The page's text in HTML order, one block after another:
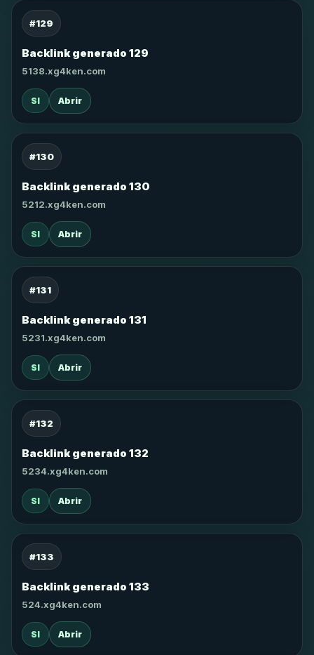
#129
Backlink generado 129
5138.xg4ken.com
SI Abrir
#130
Backlink generado 130
5212.xg4ken.com
SI Abrir
#131
Backlink generado 131
5231.xg4ken.com
SI Abrir
#132
Backlink generado 132
5234.xg4ken.com
SI Abrir
#133
Backlink generado 133
524.xg4ken.com
SI Abrir